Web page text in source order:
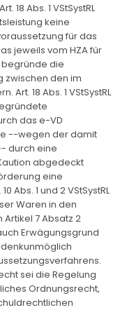
18 Abs. 1 VStSystRL
keine
für das
jeweils vom HZA für
die
zwischen den im
18 Abs. 1 VStSystRL
das e-VD
--wegen der damit
durch eine
abgedeckt
eine
Abs. 1 und 2 VStSystRL
Waren in den
7 Absatz 2
Erwägungsgrund
denkunmöglich
sei die Regelung
Ordnungsrecht,